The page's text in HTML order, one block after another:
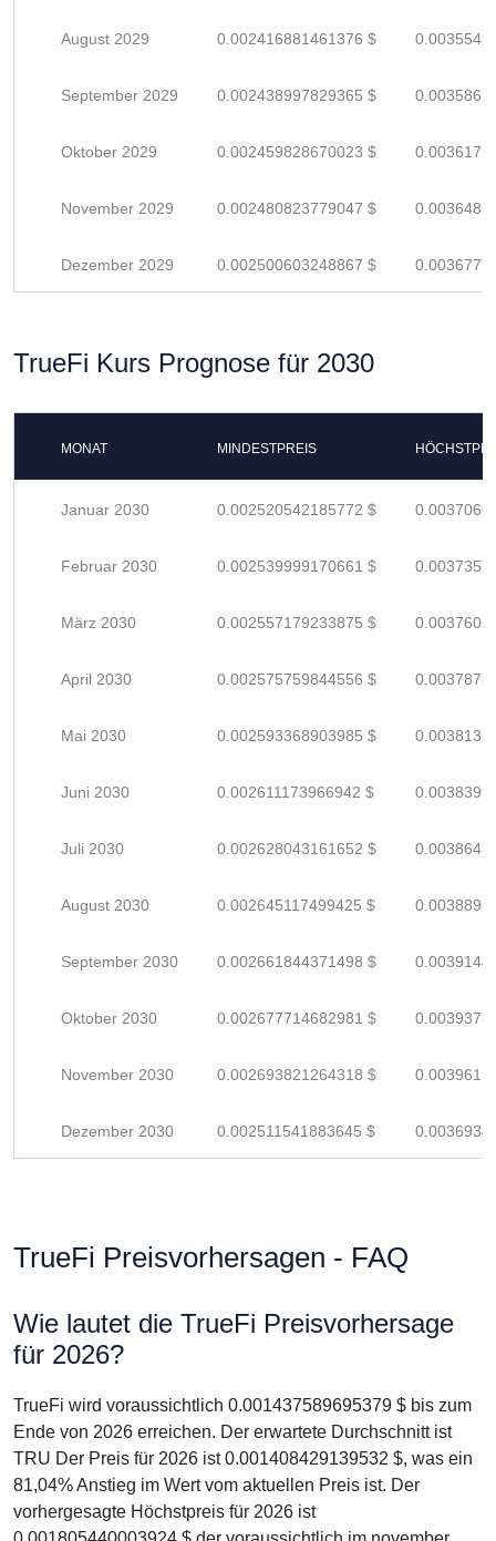
August 2029 0.002416881461376 $
September 2029 0.002438997829365 $
Oktober 2029 0.002459828670023 $
November 2029 0.002480823779047 $
Dezember 2029 0.002500603248867 $
TrueFi Kurs Prognose für 2030
MONAT MINDESTPREIS
Januar 2030 0.002520542185772 $
Februar 2030 0.002539999170661 $
März 2030 0.002557179233875 $
April 2030 0.002575759844556 $
Mai 2030 0.002593368903985 $
Juni 2030 0.002611173966942 $
Juli 2030 0.002628043161652 $
August 2030 0.002645117499425 $
September 2030 0.002661844371498 $
Oktober 2030 0.002677714682981 $
November 2030 0.002693821264318 $
Dezember 2030 0.002511541883645 $
TrueFi Preisvorhersagen - FAQ
Wie lautet die TrueFi Preisvorhersage
für 2026?
TrueFi wird voraussichtlich 0.001437589695379 $ bis zum
Ende von 2026 erreichen. Der erwartete Durchschnitt ist
TRU Der Preis für 2026 ist 0.001408429139532 $, was ein
81,04% Anstieg im Wert vom aktuellen Preis ist. Der
vorhergesagte Höchstpreis für 2026 ist